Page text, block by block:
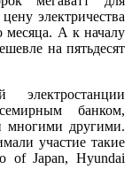
электричества
месяца. А к началу
на пятьдесят
электростанции
банком,
многими другими.
участие такие
of Japan, Hyundai